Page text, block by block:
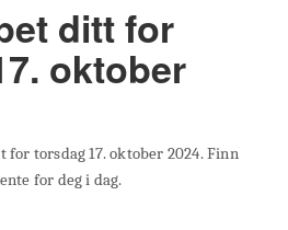
ditt for
oktober
torsdag 17. oktober 2024. Finn
for deg i dag.